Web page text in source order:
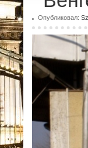
Опубликовал: